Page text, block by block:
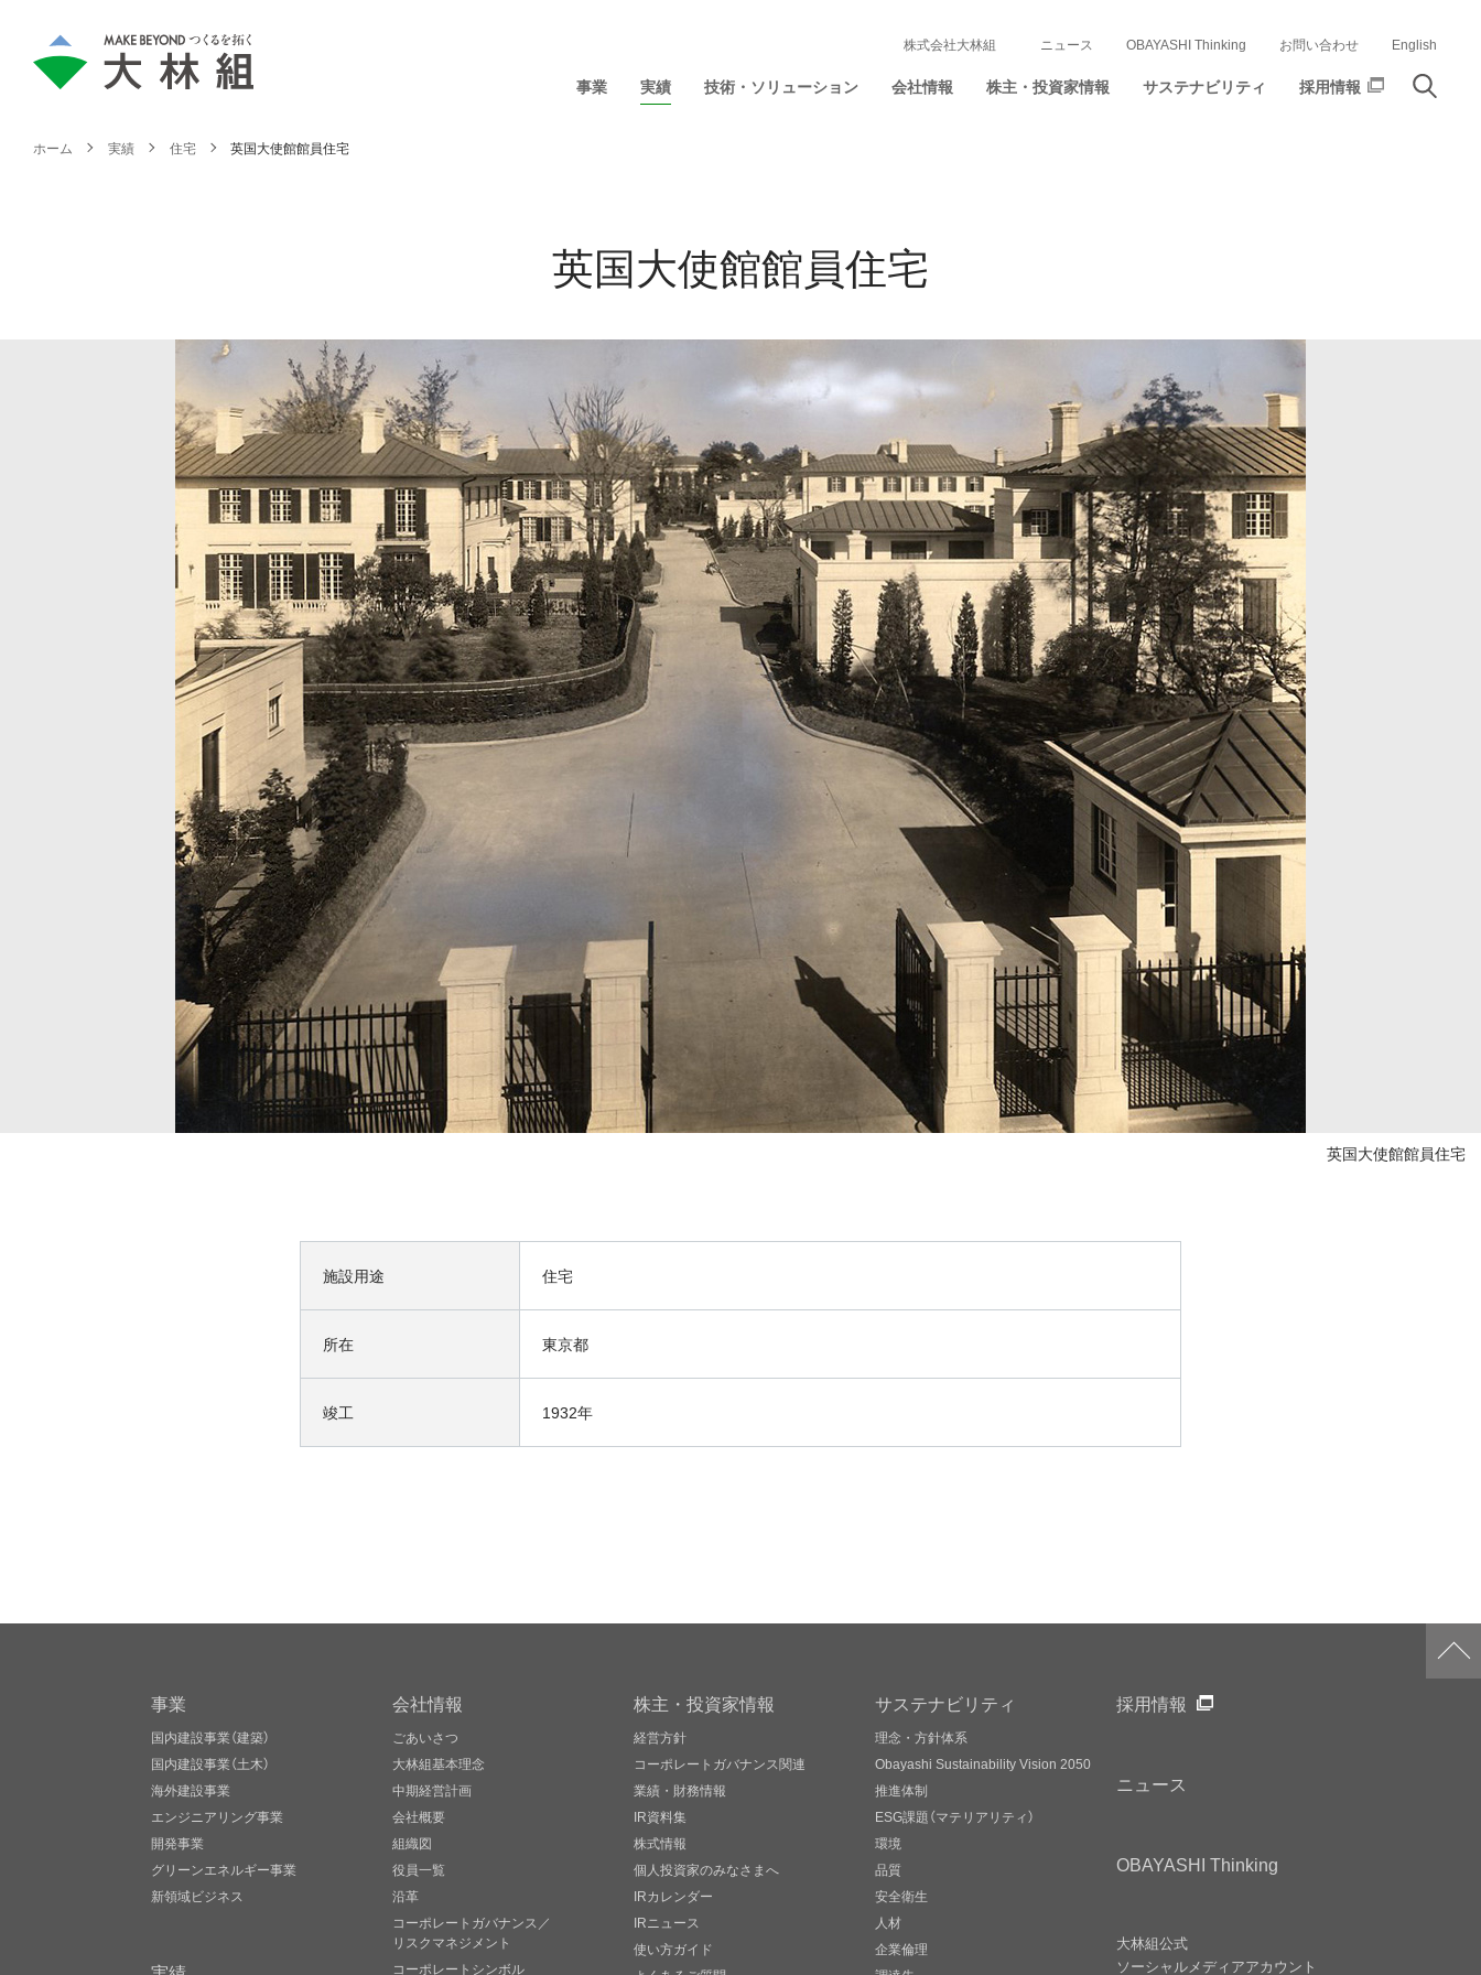
事業 実績 技術・ソリューション 会社情報 株主・投資家情報 サステナビリティ 採用情報
株式会社大林組 ニュース OBAYASHI Thinking お問い合わせ English
ホーム 実績 住宅 英国大使館館員住宅
英国大使館館員住宅
英国大使館館員住宅
施設用途 住宅
所在 東京都
竣工 1932年
事業
国内建設事業（建築）
国内建設事業（土木）
海外建設事業
エンジニアリング事業
開発事業
グリーンエネルギー事業
新領域ビジネス
会社情報
ごあいさつ
大林組基本理念
中期経営計画
会社概要
組織図
役員一覧
沿革
コーポレートガバナンス／
リスクマネジメント
コーポレートシンボル
株主・投資家情報
経営方針
コーポレートガバナンス関連
業績・財務情報
IR資料集
株式情報
個人投資家のみなさまへ
IRカレンダー
IRニュース
使い方ガイド
サステナビリティ
理念・方針体系
Obayashi Sustainability Vision 2050
推進体制
ESG課題（マテリアリティ）
環境
品質
安全衛生
人材
企業倫理
採用情報
ニュース
OBAYASHI Thinking
大林組公式
ソーシャルメディアアカウント